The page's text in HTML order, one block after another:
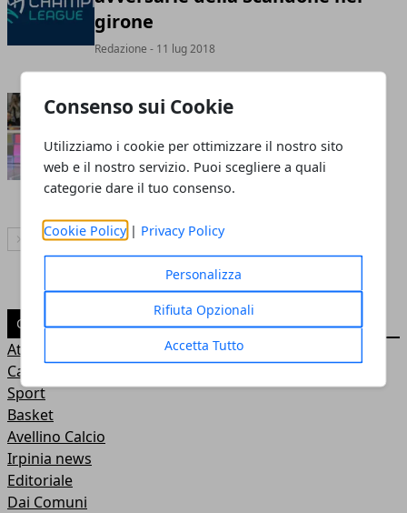
Consenso sui Cookie
Utilizziamo i cookie per ottimizzare il nostro sito
web e il nostro servizio. Puoi scegliere a quali
categorie dare il tuo consenso.
Cookie Policy | Privacy Policy
Personalizza
Rifiuta Opzionali
Accetta Tutto
girone
Redazione - 11 lug 2018
Avellino Basket, salta anche
Scandone
Redazione - 09 lug 2018
Articolo Successivo
CATEGORIE
Attualità
Casa e arredamento
Sport
Basket
Avellino Calcio
Irpinia news
Editoriale
Dai Comuni